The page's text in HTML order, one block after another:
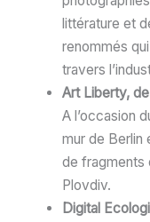
littérature et
renommés
travers
Art Liberty,
A l’occasion
mur de Berlin
de fragments
Plovdiv.
Digital